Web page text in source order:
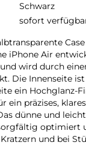
Schwarz
sofort
iPhone Air
wird durch
Die Innenseite
ein Hochglanz-
ein präzises,
dünne und
optimiert
und bei